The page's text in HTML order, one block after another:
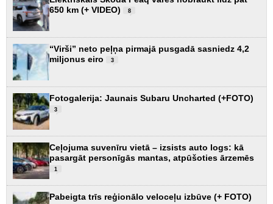
650 km (+ VIDEO)
8
“Virši” neto peļņa pirmajā pusgadā sasniedz 4,2
miljonus eiro
3
Fotogalerija: Jaunais Subaru Uncharted (+FOTO)
3
Ceļojuma suvenīru vietā – izsists auto logs: kā
pasargāt personīgās mantas, atpūšoties ārzemēs
1
Pabeigta trīs reģionālo veloceļu izbūve (+ FOTO)